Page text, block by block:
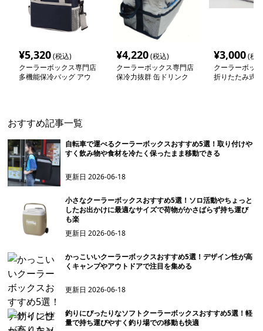
¥5,320(税込)
クーラーボックス専門店
多機能保冷バッグ アウ
¥4,220(税込)
クーラーボックス専門店
保冷力抜群 缶ドリンク
¥3,000(税
クーラーボッ
折りたたみ式
おすすめ記事一覧
自転車で運べるクーラーボックスおすすめ5選！取り付けや
すく飲み物や食材を冷たく保ったまま移動できる
更新日2026-06-18
小さなクーラーボックスおすすめ5選！ソロ活動やちょっと
したお出かけに最適なサイズで荷物がかさばらず持ち運び
も楽
更新日2026-06-18
かっこいいクーラーボックスおすすめ5選！デザイン性が高
くキャンプやアウトドアで注目を集める
更新日2026-06-18
釣りにぴったりなソフトクーラーボックスおすすめ5選！軽
量で持ち運びやすく釣り場での移動も快適